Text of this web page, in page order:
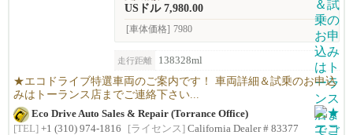
USドル 7,980.00
[車体価格] 7980
走行距離 138328ml
★エコドライブ特選車両のご案内です！ 車両詳細＆試乗のお申込
みはトーランス店までご連絡下さい...
Eco Drive Auto Sales & Repair (Torrance Office)
[TEL] +1 (310) 974-1816 [ライセンス] California Dealer # 83377